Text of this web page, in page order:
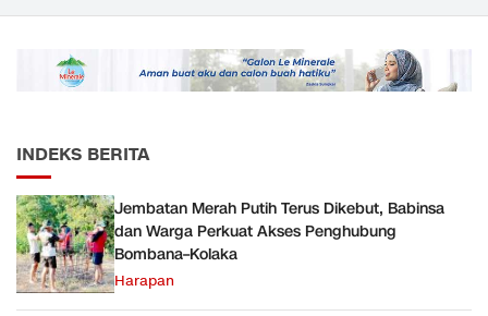
JMD dan JMF
INDEKS BERITA
Jembatan Merah Putih Terus Dikebut, Babinsa
dan Warga Perkuat Akses Penghubung
Bombana–Kolaka
Harapan